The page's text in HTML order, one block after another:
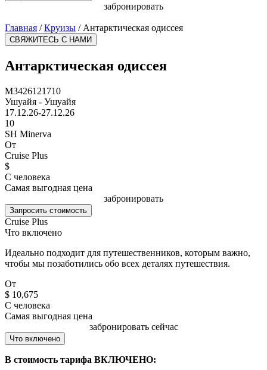
забронировать
Главная / Круизы / Антарктическая одиссея
СВЯЖИТЕСЬ С НАМИ
Антарктическая одиссея
M3426121710
Ушуайя - Ушуайя
17.12.26-27.12.26
10
SH Minerva
От
Cruise Plus
$
С человека
Самая выгодная цена
забронировать
Запросить стоимость
Cruise Plus
Что включено
Идеально подходит для путешественников, которым важно,
чтобы мы позаботились обо всех деталях путешествия.
От
$ 10,675
С человека
Самая выгодная цена
забронировать сейчас
Что включено
В стоимость тарифа ВКЛЮЧЕНО: